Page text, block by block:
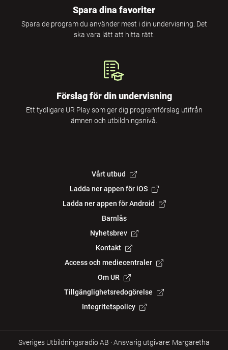
Spara dina favoriter
Spara de program du använder mest i din undervisning. Det
ska vara lätt att hitta rätt.
Förslag för din undervisning
Ett tydligare UR Play som ger dig programförslag utifrån
ämnen och utbildningsnivå.
Vårt utbud
Ladda ner appen för iOS
Ladda ner appen för Android
Barnlås
Nyhetsbrev
Kontakt
Access och mediecentraler
Om UR
Tillgänglighetsredogörelse
Integritetspolicy
Sveriges Utbildningsradio AB ·Ansvarig utgivare: Margaretha